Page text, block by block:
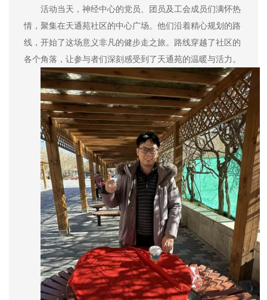
活动当天，神经中心的党员、团员及工会成员们满怀热
情，聚集在天通苑社区的中心广场。他们沿着精心规划的路
线，开始了这场意义非凡的健步走之旅。路线穿越了社区的
各个角落，让参与者们深刻感受到了天通苑的温暖与活力。